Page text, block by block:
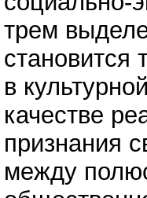
трем
становится
в
качестве
признания
между